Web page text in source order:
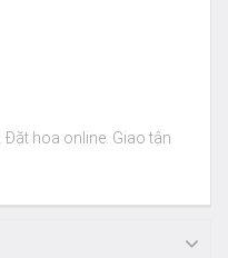
. Đặt hoa online. Giao tận